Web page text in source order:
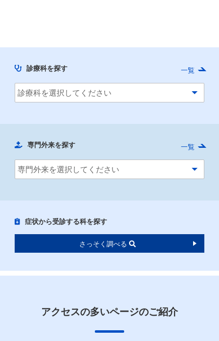
診療科を探す 一覧
専門外来を探す 一覧
症状から受診する科を探す
さっそく調べる
アクセスの多いページのご紹介